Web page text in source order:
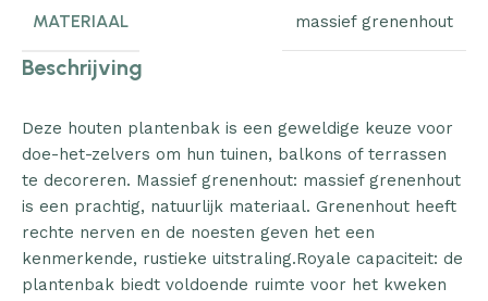
MATERIAAL massief grenenhout
Beschrijving
Deze houten plantenbak is een geweldige keuze voor
doe-het-zelvers om hun tuinen, balkons of terrassen
te decoreren. Massief grenenhout: massief grenenhout
is een prachtig, natuurlijk materiaal. Grenenhout heeft
rechte nerven en de noesten geven het een
kenmerkende, rustieke uitstraling.Royale capaciteit: de
plantenbak biedt voldoende ruimte voor het kweken